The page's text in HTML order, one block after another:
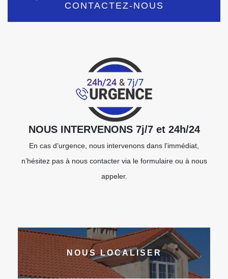
CONTACTEZ-NOUS
NOUS INTERVENONS 7j/7 et 24h/24
En cas d’urgence, nous intervenons dans l’immédiat,
n’hésitez pas à nous contacter via le formulaire ou à nous
appeler.
NOUS LOCALISER